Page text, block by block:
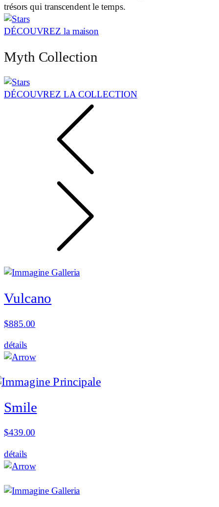
trésors qui transcendent le temps.
DÉCOUVREZ la maison
Myth Collection
DÉCOUVREZ LA COLLECTION
Vulcano
$885.00
détails
Smile
$439.00
détails